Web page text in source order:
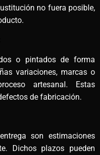
no fuera posible,
o pintados de forma
variaciones, marcas o
artesanal. Estas
de fabricación.
son estimaciones
Dichos plazos pueden